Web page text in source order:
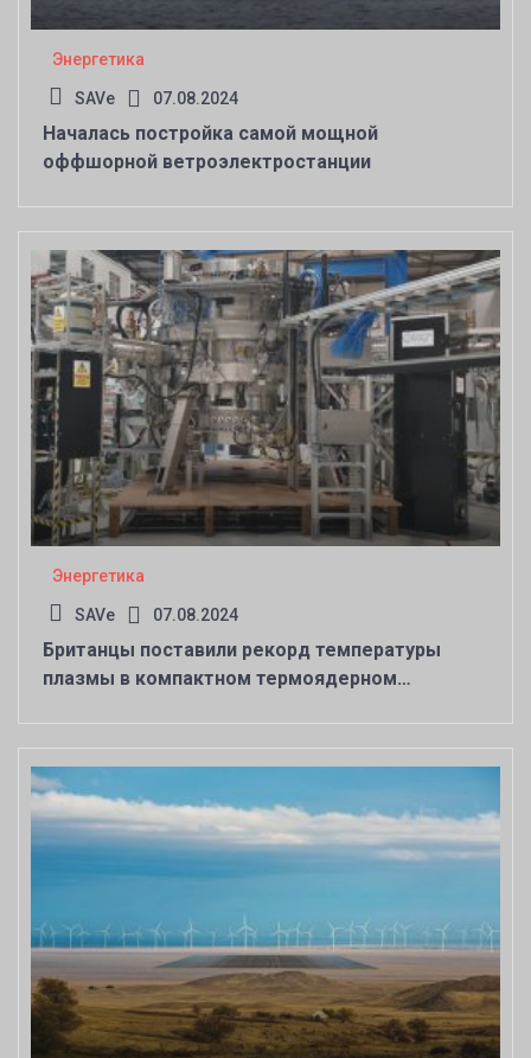
Энергетика
SAVe 07.08.2024
Началась постройка самой мощной
оффшорной ветроэлектростанции
Энергетика
SAVe 07.08.2024
Британцы поставили рекорд температуры
плазмы в компактном термоядерном